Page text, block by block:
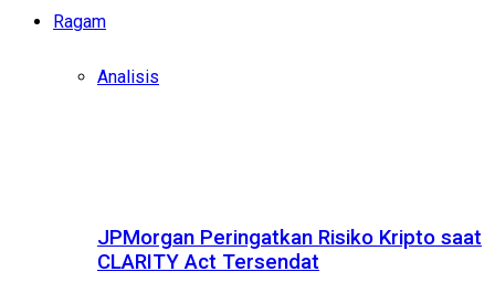
Ragam
Analisis
JPMorgan Peringatkan Risiko Kripto saat
CLARITY Act Tersendat